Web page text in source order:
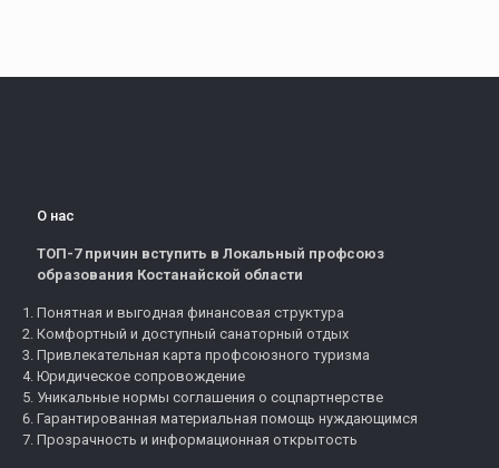
О нас
ТОП-7 причин вступить в Локальный профсоюз
образования Костанайской области
Понятная и выгодная финансовая структура
Комфортный и доступный санаторный отдых
Привлекательная карта профсоюзного туризма
Юридическое сопровождение
Уникальные нормы соглашения о соцпартнерстве
Гарантированная материальная помощь нуждающимся
Прозрачность и информационная открытость